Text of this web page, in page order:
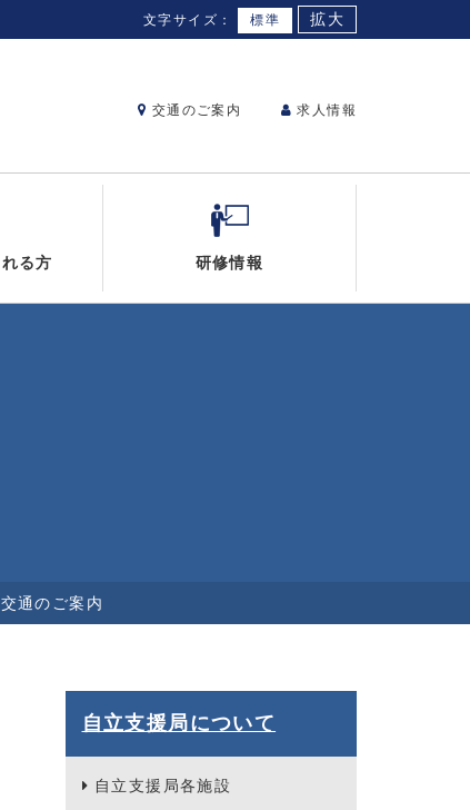
文字サイズ： 標準 拡大
交通のご案内 求人情報
る方 研修情報
交通のご案内
自立支援局について
自立支援局各施設